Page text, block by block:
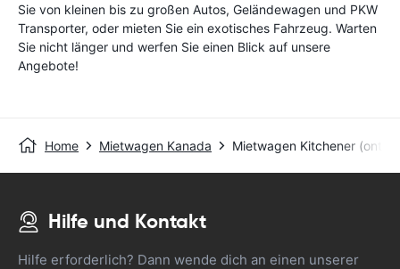
Sie von kleinen bis zu großen Autos, Geländewagen und PKW
Transporter, oder mieten Sie ein exotisches Fahrzeug. Warten
Sie nicht länger und werfen Sie einen Blick auf unsere
Angebote!
Home Mietwagen Kanada Mietwagen Kitchener
Hilfe und Kontakt
Hilfe erforderlich? Dann wende dich an einen unserer